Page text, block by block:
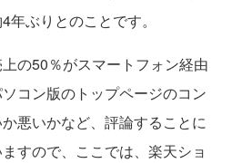
ぶりとのことです。
の50％がスマートフォン経由
コン版のトップページのコン
悪いかなど、評論することに
すので、ここでは、楽天ショ